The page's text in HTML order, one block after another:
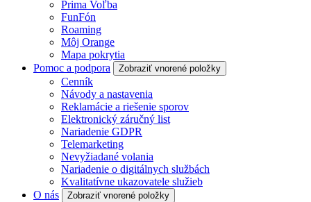
Prima Voľba
FunFón
Roaming
Môj Orange
Mapa pokrytia
Pomoc a podpora
Zobraziť vnorené položky
Cenník
Návody a nastavenia
Reklamácie a riešenie sporov
Elektronický záručný list
Nariadenie GDPR
Telemarketing
Nevyžiadané volania
Nariadenie o digitálnych službách
Kvalitatívne ukazovatele služieb
O nás
Zobraziť vnorené položky